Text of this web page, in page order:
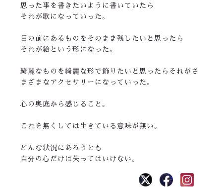
思った事を書きたいように書いていたら
それが歌になっていった。
目の前にあるものをそのまま残したいと思ったら
それが絵という形になった。
綺麗なものを綺麗な形で飾りたいと思ったらそれがさ
まざまなアクセサリーになっていった。
心の奥底から感じること。
これを無くしては生きている意味が無い。
どんな状況にあろうとも
自分の心だけは失ってはいけない。